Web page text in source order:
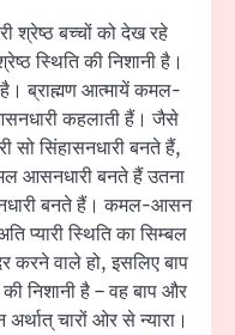
श्रेष्ठ बच्चों को देख रहे
स्थिति की निशानी है।
ब्राह्मण आत्मायें कमल-
कहलाती हैं। जैसे
सो सिंहासनधारी बनते हैं,
आसनधारी बनते हैं उतना
बनते हैं। कमल-आसन
प्यारी स्थिति का सिम्बल
करने वाले हो, इसलिए बाप
निशानी है – वह बाप और
अर्थात् चारों ओर से न्यारा।